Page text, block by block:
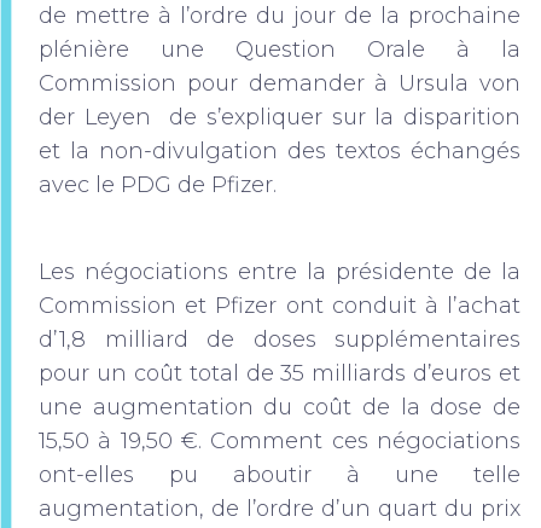
de mettre à l’ordre du jour de la prochaine
plénière une Question Orale à la
Commission pour demander à Ursula von
der Leyen de s’expliquer sur la disparition
et la non-divulgation des textos échangés
avec le PDG de Pfizer.
Les négociations entre la présidente de la
Commission et Pfizer ont conduit à l’achat
d’1,8 milliard de doses supplémentaires
pour un coût total de 35 milliards d’euros et
une augmentation du coût de la dose de
15,50 à 19,50 €. Comment ces négociations
ont-elles pu aboutir à une telle
augmentation, de l’ordre d’un quart du prix